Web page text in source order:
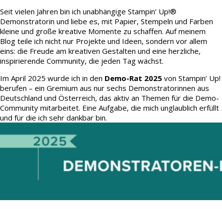
Seit vielen Jahren bin ich unabhängige Stampin’ Up!®
Demonstratorin und liebe es, mit Papier, Stempeln und Farben
kleine und große kreative Momente zu schaffen. Auf meinem
Blog teile ich nicht nur Projekte und Ideen, sondern vor allem
eins: die Freude am kreativen Gestalten und eine herzliche,
inspirierende Community, die jeden Tag wächst.
Im April 2025 wurde ich in den Demo-Rat 2025 von Stampin’ Up!
berufen – ein Gremium aus nur sechs Demonstratorinnen aus
Deutschland und Österreich, das aktiv an Themen für die Demo-
Community mitarbeitet. Eine Aufgabe, die mich unglaublich erfüllt
und für die ich sehr dankbar bin.